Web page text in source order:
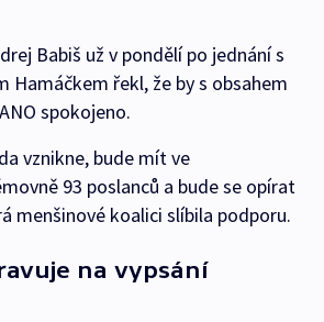
Babiš už v pondělí po jednání s
Hamáčkem řekl, že by s obsahem
spokojeno.
vznikne, bude mít ve
93 poslanců a bude se opírat
menšinové koalici slíbila podporu.
na vypsání